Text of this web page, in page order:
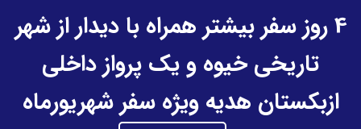
4 روز سفر بیشتر همراه با دیدار از شهر
تاریخی خیوه و یک پرواز داخلی
ازبکستان هدیه ویژه سفر شهریورماه